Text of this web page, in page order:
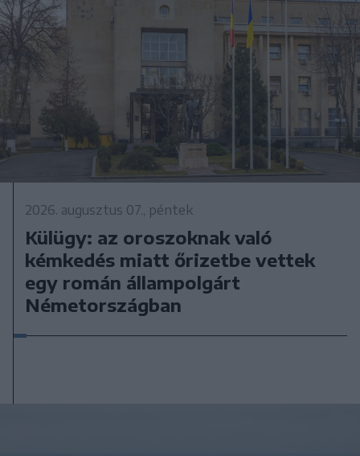
2026. augusztus 07., péntek
Külügy: az oroszoknak való
kémkedés miatt őrizetbe vettek
egy román állampolgárt
Németországban